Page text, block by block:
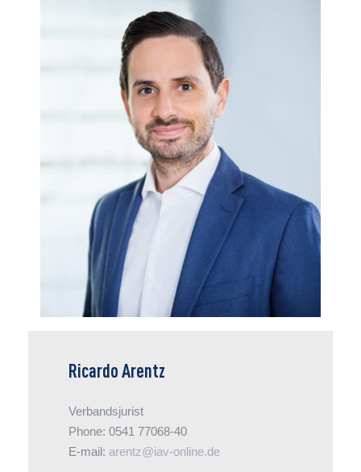
Als Verbandsjurist informiert Ricardo Arentz in
Vorträgen über aktuelle Entwicklungen in
Rechtsprechung und Gesetzgebung. In der
täglichen Beratung zu allen
Arbeitsrechtsbereichen ist er unter anderem in
den Themen Arbeitsvertragsrecht und
Entsendung ein guter Ansprechpartner.
Ricardo Arentz
Verbandsjurist
Phone: 0541 77068-40
E-mail: arentz@iav-online.de